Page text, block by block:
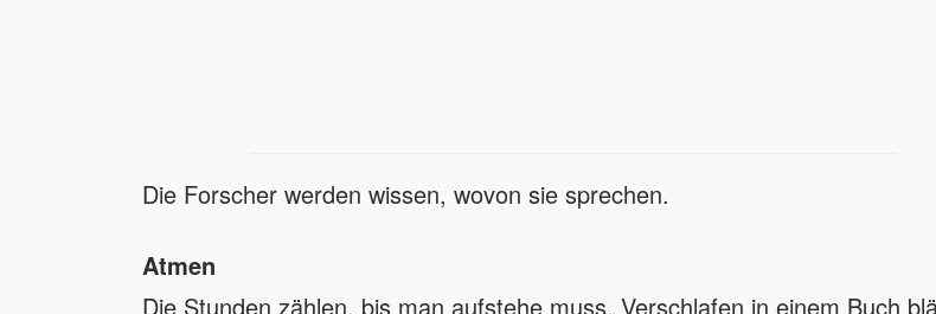
Die Forscher werden wissen, wovon sie sprechen.
Atmen
Die Stunden zählen, bis man aufstehe muss. Verschlafen in einem Buch